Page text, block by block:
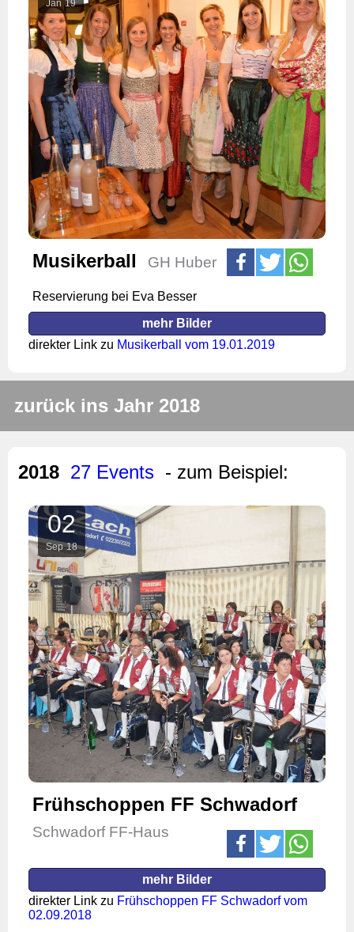
Jan 19
Musikerball GH Huber
Reservierung bei Eva Besser
mehr Bilder
direkter Link zu Musikerball vom 19.01.2019
zurück ins Jahr 2018
2018 27 Events - zum Beispiel:
02
Sep 18
Frühschoppen FF Schwadorf
Schwadorf FF-Haus
mehr Bilder
direkter Link zu Frühschoppen FF Schwadorf vom
02.09.2018